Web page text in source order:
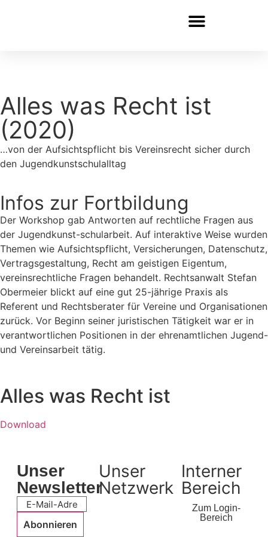
Alles was Recht ist
(2020)
…von der Aufsichtspflicht bis Vereinsrecht sicher durch
den Jugendkunstschulalltag
Infos zur Fortbildung
Der Workshop gab Antworten auf rechtliche Fragen aus
der Jugendkunst-schularbeit. Auf interaktive Weise wurden
Themen wie Aufsichtspflicht, Versicherungen, Datenschutz,
Vertragsgestaltung, Recht am geistigen Eigentum,
vereinsrechtliche Fragen behandelt. Rechtsanwalt Stefan
Obermeier blickt auf eine gut 25-jährige Praxis als
Referent und Rechtsberater für Vereine und Organisationen
zurück. Vor Beginn seiner juristischen Tätigkeit war er in
verantwortlichen Positionen in der ehrenamtlichen Jugend-
und Vereinsarbeit tätig.
Alles was Recht ist
Download
Unser
Newsletter
Abonnieren
Unser
Netzwerk
Interner
Bereich
Zum Login-
Bereich